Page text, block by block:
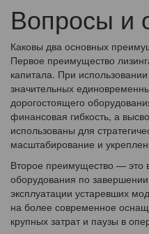
Вопросы и
Каковы два основных
Первое преимущество
капитала. При
значительных
дорогостоящего
финансовая гибкость, а
использованы для
масштабирование и
Второе преимущество — это
оборудования по
эксплуатации устаревших
на более современное
крупных затрат и паузы в